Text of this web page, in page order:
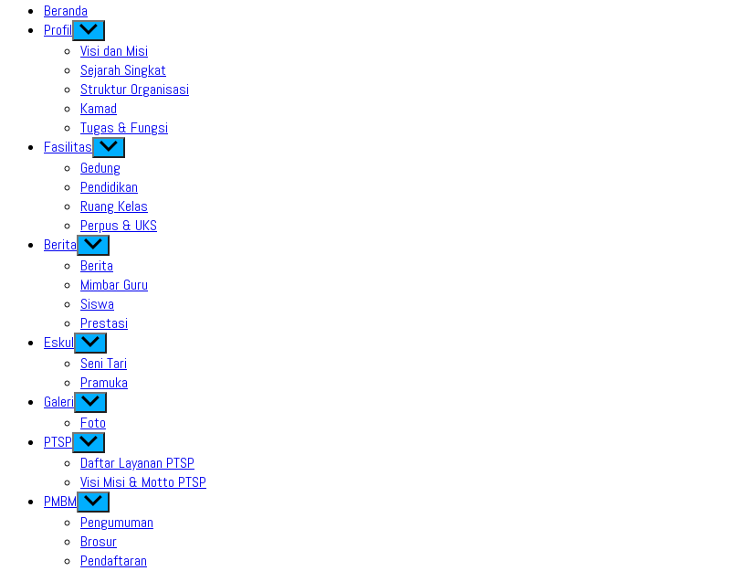
Beranda
Profil Show
sub
menu
Visi dan Misi
Sejarah Singkat
Struktur Organisasi
Kamad
Tugas & Fungsi
Fasilitas Show
sub
menu
Gedung
Pendidikan
Ruang Kelas
Perpus & UKS
Berita Show
sub
menu
Berita
Mimbar Guru
Siswa
Prestasi
Eskul Show
sub
menu
Seni Tari
Pramuka
Galeri Show
sub
menu
Foto
PTSP Show
sub
menu
Daftar Layanan PTSP
Visi Misi & Motto PTSP
PMBM Show
sub
menu
Pengumuman
Brosur
Pendaftaran